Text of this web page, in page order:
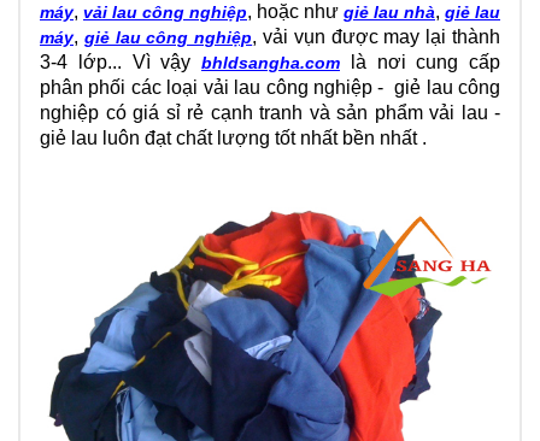
máy, vải lau công nghiệp, hoặc như giẻ lau nhà, giẻ lau
máy, giẻ lau công nghiệp, vải vụn được may lại thành
3-4 lớp... Vì vậy bhldsangha.com là nơi cung cấp
phân phối các loại vải lau công nghiệp - giẻ lau công
nghiệp có giá sỉ rẻ cạnh tranh và sản phẩm vải lau -
giẻ lau luôn đạt chất lượng tốt nhất bền nhất .